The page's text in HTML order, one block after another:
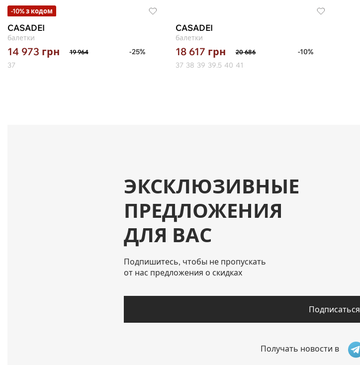
-10% з кодом
CASADEI
балетки
14 973 грн 19 964
-25%
37
CASADEI
балетки
18 617 грн 20 686
-10%
37 38 39 39.5 40 41
ЭКСКЛЮЗИВНЫЕ
ПРЕДЛОЖЕНИЯ
ДЛЯ ВАС
Подпишитесь, чтобы не пропускать
от нас предложения о скидках
Подписаться
Получать новости в